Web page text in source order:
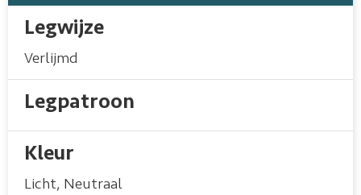
Legwijze
Verlijmd
Legpatroon
Kleur
Licht, Neutraal